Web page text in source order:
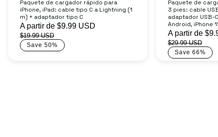
totales
Paquete de cargador rápido para
iPhone, iPad: cable tipo C a Lightning (1
m) + adaptador tipo C
Precio
de
oferta
A partir de $9.99 USD
$19.99 USD
Save 50%
Paquete de
3 pies: cable
adaptador USB-
Android, iPhone
Precio
de
oferta
A partir de
$29.99 USD
Save 66%